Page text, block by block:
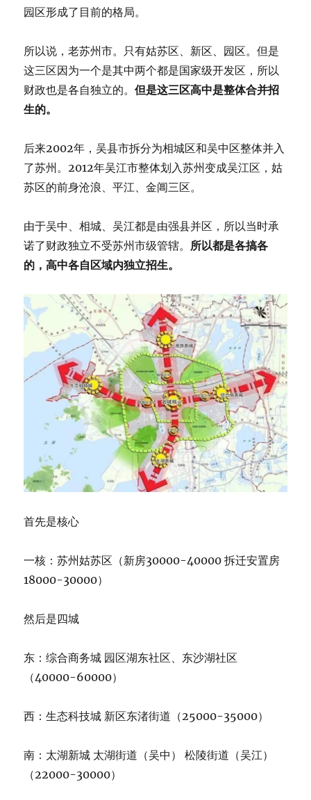
园区形成了目前的格局。
所以说，老苏州市。只有姑苏区、新区、园区。但是
这三区因为一个是其中两个都是国家级开发区，所以
财政也是各自独立的。但是这三区高中是整体合并招
生的。
后来2002年，吴县市拆分为相城区和吴中区整体并入
了苏州。2012年吴江市整体划入苏州变成吴江区，姑
苏区的前身沧浪、平江、金阊三区。
由于吴中、相城、吴江都是由强县并区，所以当时承
诺了财政独立不受苏州市级管辖。 所以都是各搞各
的，高中各自区域内独立招生。
首先是核心
一核：苏州姑苏区（新房30000-40000 拆迁安置房
18000-30000）
然后是四城
东：综合商务城 园区湖东社区、东沙湖社区
（40000-60000）
西：生态科技城 新区东渚街道（25000-35000）
南：太湖新城 太湖街道（吴中） 松陵街道（吴江）
（22000-30000）